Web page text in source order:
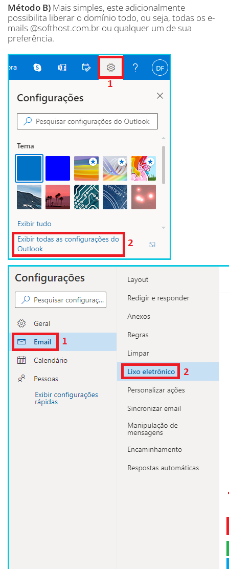
Método B) Mais simples, este adicionalmente
possibilita liberar o domínio todo, ou seja, todas os e-
mails @softhost.com.br ou qualquer um de sua
preferência.